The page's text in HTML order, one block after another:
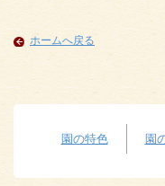
ホームへ戻る
園の特色 園